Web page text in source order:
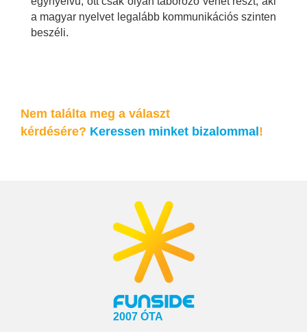
a magyar nyelvet legalább kommunikációs szinten
beszéli.
Nem találta meg a választ
kérdésére? Keressen minket bizalommal!
2007 ÓTA